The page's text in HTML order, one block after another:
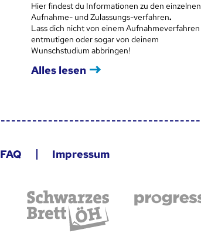
Hier findest du Informationen zu den einzelnen
Aufnahme- und Zulassungs-verfahren.
Lass dich nicht von einem Aufnahmeverfahren
entmutigen oder sogar von deinem
Wunschstudium abbringen!
Alles lesen
FAQ Impressum